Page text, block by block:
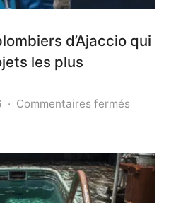
d’Ajaccio qui
les plus
Commentaires fermés
5